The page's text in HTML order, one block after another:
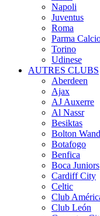
Napoli
Juventus
Roma
Parma
Torino
Udinese
AUTRES CLUBS
Aberdeen
Ajax
AJ Auxerre
Al Nassr
Besiktas
Bolton
Botafogo
Benfica
Boca Juniors
Cardiff City
Celtic
Club
Club León